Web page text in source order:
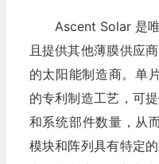
Ascent Solar 是
且提供其他薄膜供应
的太阳能制造商。单
的专利制造工艺，可
和系统部件数量，从
模块和阵列具有特定